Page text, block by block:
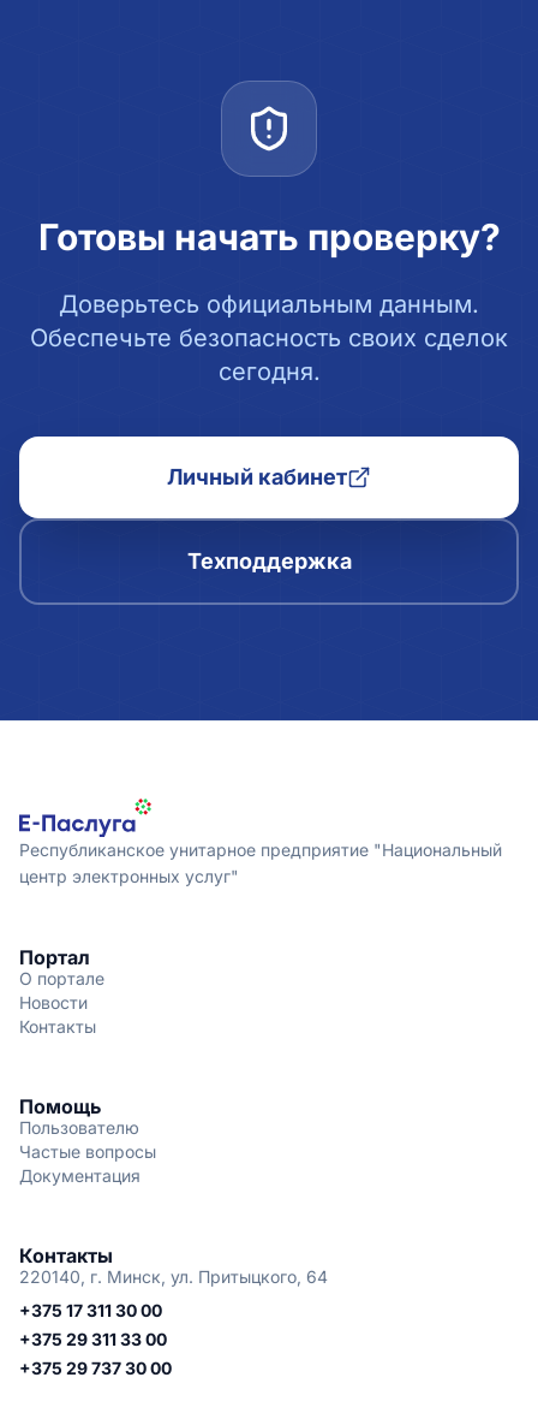
Готовы начать проверку?
Доверьтесь официальным данным.
Обеспечьте безопасность своих сделок
сегодня.
Личный кабинет
Техподдержка
Республиканское унитарное предприятие "Национальный
центр электронных услуг"
Портал
О портале
Новости
Контакты
Помощь
Пользователю
Частые вопросы
Документация
Контакты
220140, г. Минск, ул. Притыцкого, 64
+375 17 311 30 00
+375 29 311 33 00
+375 29 737 30 00